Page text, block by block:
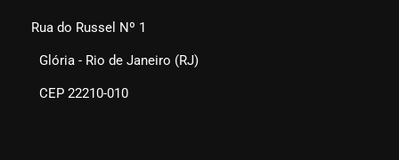
Rua do Russel Nº 1
Glória - Rio de Janeiro (RJ)
CEP 22210-010